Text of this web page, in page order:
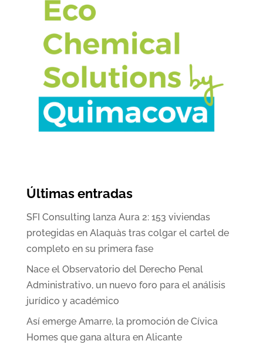
Últimas entradas
SFI Consulting lanza Aura 2: 153 viviendas
protegidas en Alaquàs tras colgar el cartel de
completo en su primera fase
Nace el Observatorio del Derecho Penal
Administrativo, un nuevo foro para el análisis
jurídico y académico
Así emerge Amarre, la promoción de Cívica
Homes que gana altura en Alicante